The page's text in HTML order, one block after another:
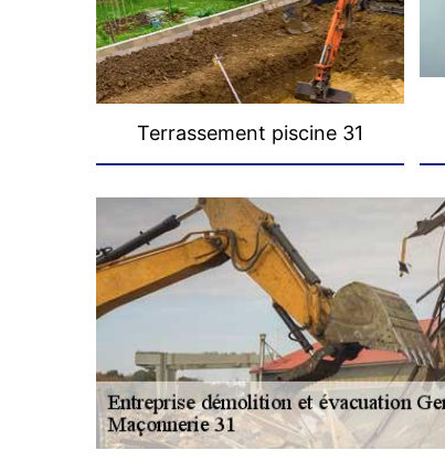
Terrassement piscine 31